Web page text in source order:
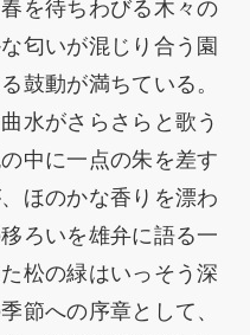
を待ちわびる木々の
匂いが混じり合う園
鼓動が満ちている。
水がさらさらと歌う
中に一点の朱を差す
ほのかな香りを漂わ
ろいを雄弁に語る一
松の緑はいっそう深
節への序章として、